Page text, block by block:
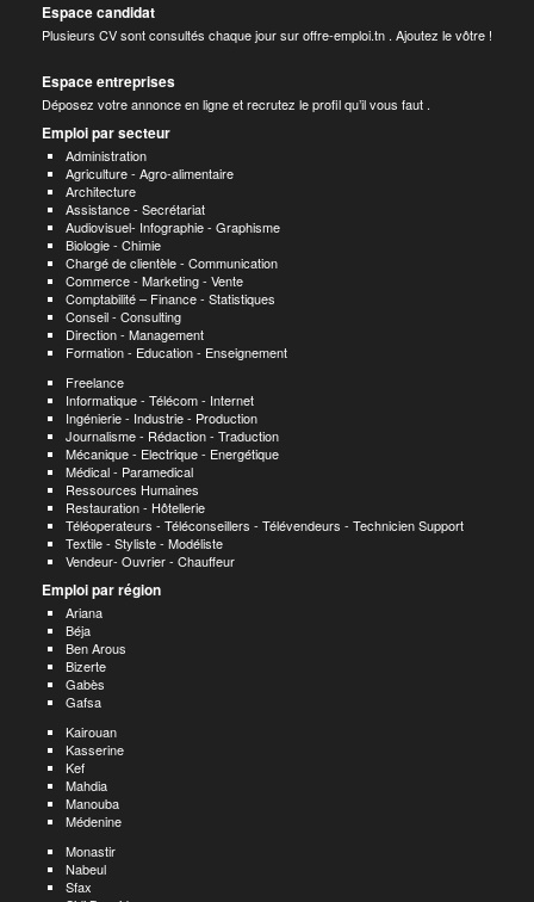
Espace candidat
Plusieurs CV sont consultés chaque jour sur offre-emploi.tn . Ajoutez le vôtre !
Espace entreprises
Déposez votre annonce en ligne et recrutez le profil qu’il vous faut .
Emploi par secteur
Administration
Agriculture - Agro-alimentaire
Architecture
Assistance - Secrétariat
Audiovisuel- Infographie - Graphisme
Biologie - Chimie
Chargé de clientèle - Communication
Commerce - Marketing - Vente
Comptabilité – Finance - Statistiques
Conseil - Consulting
Direction - Management
Formation - Education - Enseignement
Freelance
Informatique - Télécom - Internet
Ingénierie - Industrie - Production
Journalisme - Rédaction - Traduction
Mécanique - Electrique - Energétique
Médical - Paramedical
Ressources Humaines
Restauration - Hôtellerie
Téléoperateurs - Téléconseillers - Télévendeurs - Technicien Support
Textile - Styliste - Modéliste
Vendeur- Ouvrier - Chauffeur
Emploi par région
Ariana
Béja
Ben Arous
Bizerte
Gabès
Gafsa
Kairouan
Kasserine
Kef
Mahdia
Manouba
Médenine
Monastir
Nabeul
Sfax